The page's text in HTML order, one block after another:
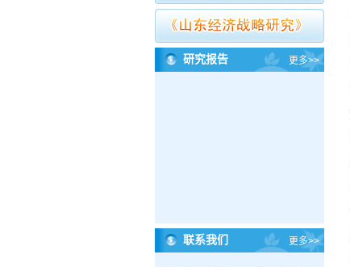
研究报告 更多>>
联系我们 更多>>